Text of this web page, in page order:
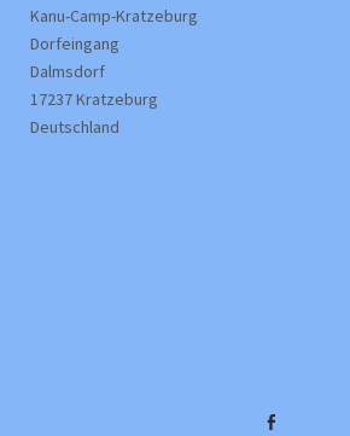
Kanu-Camp-Kratzeburg
Dorfeingang
Dalmsdorf
17237 Kratzeburg
Deutschland